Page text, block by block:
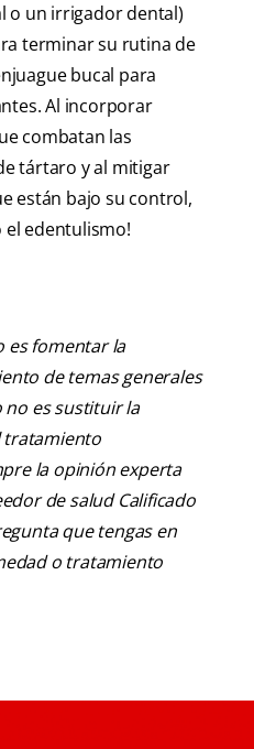
o un irrigador dental)
terminar su rutina de
bucal para
Al incorporar
combatan las
tártaro y al mitigar
están bajo su control,
el edentulismo!
es fomentar la
de temas generales
no es sustituir la
tratamiento
la opinión experta
de salud Calificado
que tengas en
o tratamiento